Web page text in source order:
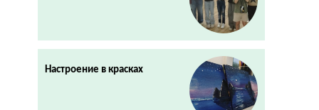
Настроение в красках